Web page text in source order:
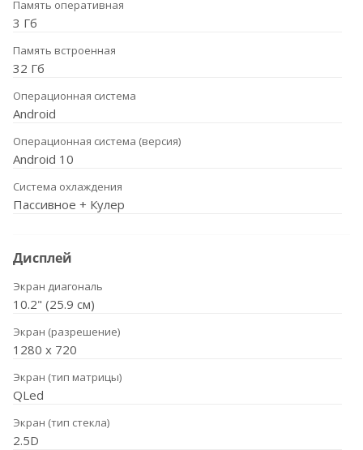
Память оперативная
3 Гб
Память встроенная
32 Гб
Операционная система
Android
Операционная система (версия)
Android 10
Система охлаждения
Пассивное + Кулер
Дисплей
Экран диагональ
10.2" (25.9 см)
Экран (разрешение)
1280 х 720
Экран (тип матрицы)
QLed
Экран (тип стекла)
2.5D